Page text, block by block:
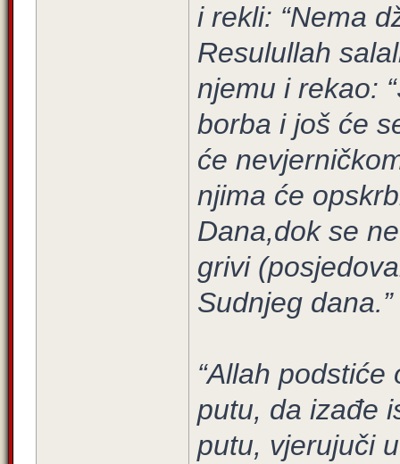
i rekli: “Nema
Resulullah
njemu i rekao:
borba i još će
će
njima će
Dana,dok se
grivi
Sudnjeg
“Allah
putu, da izađe
putu, vjerujuči